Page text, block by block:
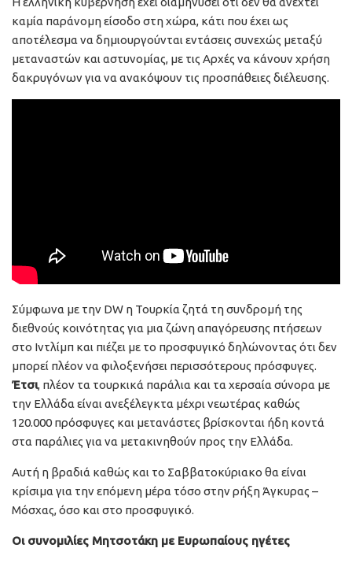
καμία παράνομη είσοδο στη χώρα, κάτι που έχει ως
αποτέλεσμα να δημιουργούνται εντάσεις συνεχώς μεταξύ
μεταναστών και αστυνομίας, με τις Αρχές να κάνουν χρήση
δακρυγόνων για να ανακόψουν τις προσπάθειες διέλευσης.
Σύμφωνα με την DW η Τουρκία ζητά τη συνδρομή της
διεθνούς κοινότητας για μια ζώνη απαγόρευσης πτήσεων
στο Ιντλίμπ και πιέζει με το προσφυγικό δηλώνοντας ότι δεν
μπορεί πλέον να φιλοξενήσει περισσότερους πρόσφυγες.
Έτσι, πλέον τα τουρκικά παράλια και τα χερσαία σύνορα με
την Ελλάδα είναι ανεξέλεγκτα μέχρι νεωτέρας καθώς
120.000 πρόσφυγες και μετανάστες βρίσκονται ήδη κοντά
στα παράλιες για να μετακινηθούν προς την Ελλάδα.
Αυτή η βραδιά καθώς και το Σαββατοκύριακο θα είναι
κρίσιμα για την επόμενη μέρα τόσο στην ρήξη Άγκυρας –
Μόσχας, όσο και στο προσφυγικό.
Οι συνομιλίες Μητσοτάκη με Ευρωπαίους ηγέτες